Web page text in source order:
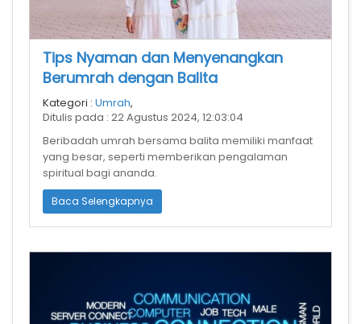
Tips Nyaman dan Menyenangkan
Berumrah dengan Balita
Kategori : Umrah,
Ditulis pada : 22 Agustus 2024, 12:03:04
Beribadah umrah bersama balita memiliki manfaat
yang besar, seperti memberikan pengalaman
spiritual bagi ananda.
Baca Selengkapnya